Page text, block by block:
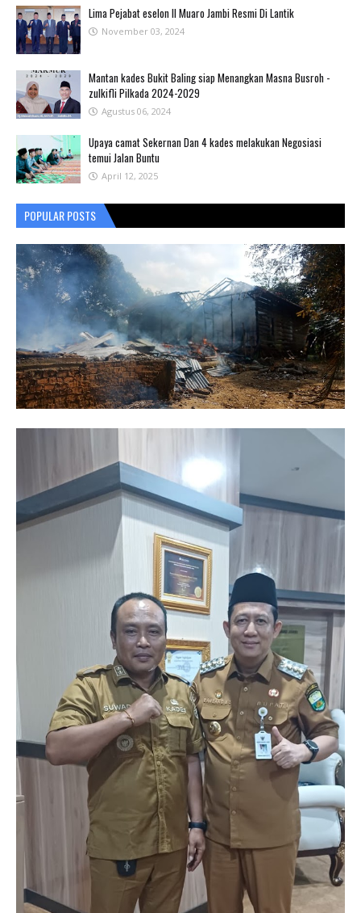
Lima Pejabat eselon II Muaro Jambi Resmi Di Lantik
November 03, 2024
Mantan kades Bukit Baling siap Menangkan Masna Busroh -
zulkifli Pilkada 2024-2029
Agustus 06, 2024
Upaya camat Sekernan Dan 4 kades melakukan Negosiasi
temui Jalan Buntu
April 12, 2025
POPULAR POSTS